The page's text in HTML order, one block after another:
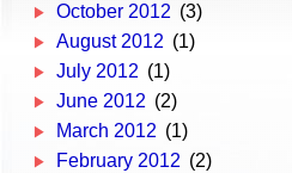
October 2012 (3)
August 2012 (1)
July 2012 (1)
June 2012 (2)
March 2012 (1)
February 2012 (2)